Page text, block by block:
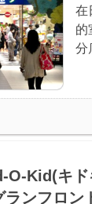
在
的
分
O-Kid(キ
ランフロン